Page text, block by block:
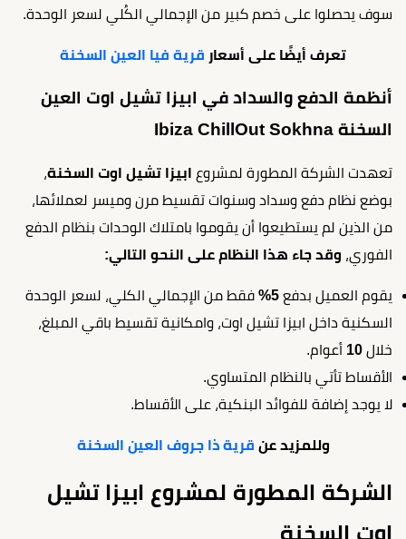
سوف يحصلوا على خصم كبير من الإجمالي الكُلي لسعر الوحدة.
تعرف أيضًا على أسعار قرية فيا العين السخنة
أنظمة الدفع والسداد في ابيزا تشيل اوت العين
السخنة Ibiza ChillOut Sokhna
تعهدت الشركة المطورة لمشروع ابيزا تشيل اوت السخنة،
بوضع نظام دفع وسداد وسنوات تقسيط مرن وميسر لعملائها،
من الذين لم يستطيعوا أن يقوموا بامتلاك الوحدات بنظام الدفع
الفوري، وقد جاء هذا النظام على النحو التالي:
يقوم العميل بدفع
فقط من الإجمالي الكلي، لسعر الوحدة
السكنية داخل ابيزا تشيل اوت، وامكانية تقسيط باقي المبلغ،
خلال 10 أعوام.
الأقساط تأتي بالنظام المتساوي.
لا يوجد إضافة للفوائد البنكية، على الأقساط.
وللمزيد عن قرية ذا جروف العين السخنة
الشركة المطورة لمشروع ابيزا تشيل
اوت السخنة